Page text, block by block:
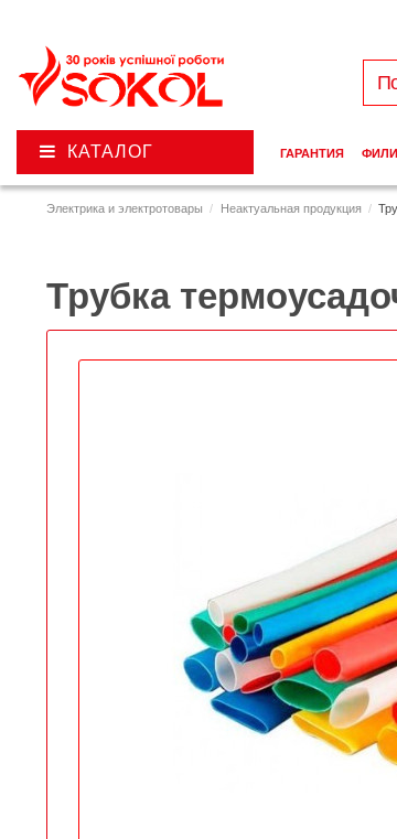
Электрика и электротовары Неактуальная продукция
Трубка
КАТАЛОГ ГАРАНТИЯ